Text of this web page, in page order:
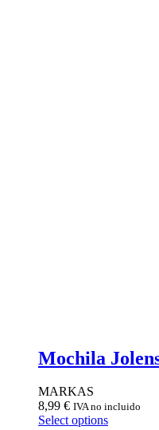
Mochila
MARKAS
8,99 € IVA no incluido
Select options